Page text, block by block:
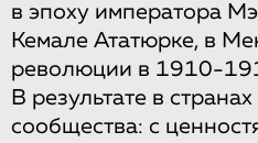
в эпоху императора
Кемале Ататюрке, в
революции в 1910-
В результате в
сообщества: с